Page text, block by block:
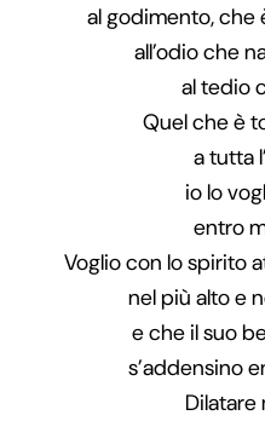
al godimento, che
all’odio che
al tedio
Quel che è
a tutta
io lo
entro
Voglio con lo spirito
nel più alto e
e che il suo
s’addensino
Dilatare